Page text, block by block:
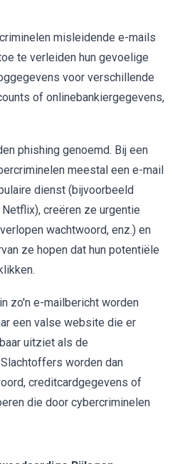
misleidende e-mails
te verleiden hun gevoelige
voor verschillende
of onlinebankiergegevens,
phishing genoemd. Bij een
meestal een e-mail
dienst (bijvoorbeeld
creëren ze urgentie
wachtwoord, enz.) en
ze hopen dat hun potentiële
zo'n e-mailbericht worden
een valse website die er
uitziet als de
worden dan
creditcardgegevens of
die door cybercriminelen